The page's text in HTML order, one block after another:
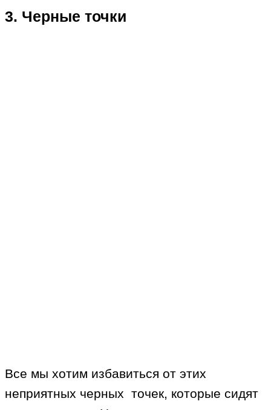
3. Черные точки
Все мы хотим избавиться от этих
неприятных черных точек, которые сидят